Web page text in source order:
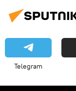
Telegram